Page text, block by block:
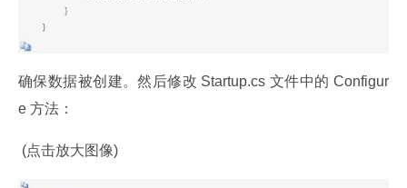
确保数据被创建。然后修改 Startup.cs 文件中的 Configur
e 方法：
(点击放大图像)